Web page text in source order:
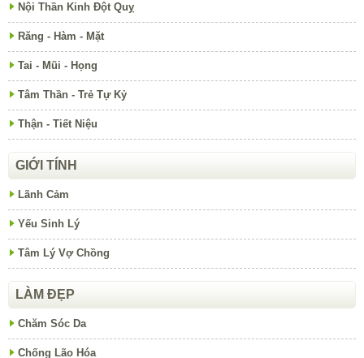
Nội Thần Kinh Đột Quỵ
Răng - Hàm - Mặt
Tai - Mũi - Họng
Tâm Thần - Trẻ Tự Kỷ
Thận - Tiết Niệu
GIỚI TÍNH
Lãnh Cảm
Yếu Sinh Lý
Tâm Lý Vợ Chồng
LÀM ĐẸP
Chăm Sóc Da
Chống Lão Hóa